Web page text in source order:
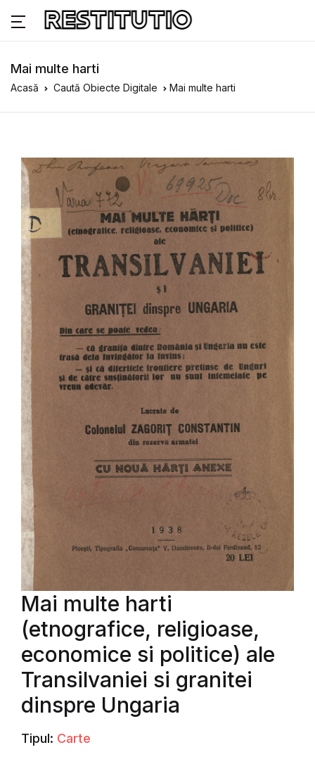
Mai multe harti
Acasă Caută Obiecte Digitale Mai multe harti
Mai multe harti
(etnografice, religioase,
economice si politice) ale
Transilvaniei si granitei
dinspre Ungaria
Tipul: Carte